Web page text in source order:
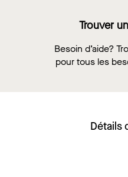
Trouver
Besoin d’aide?
pour tous les
Détails